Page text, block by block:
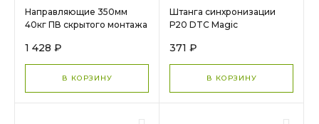
Направляющие 350мм
40кг ПВ скрытого монтажа
арт.16253 МС 1325
1 428 ₽
В КОРЗИНУ
Штанга синхронизации
Р20 DTC Magic
L=1100+крепление
(HT0FH02) 0016243 МС
371 ₽
В КОРЗИНУ